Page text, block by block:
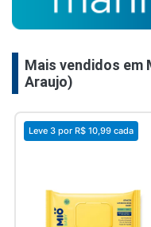
Mais vendidos em
Araujo)
Leve 3 por R$ 10,99 cada